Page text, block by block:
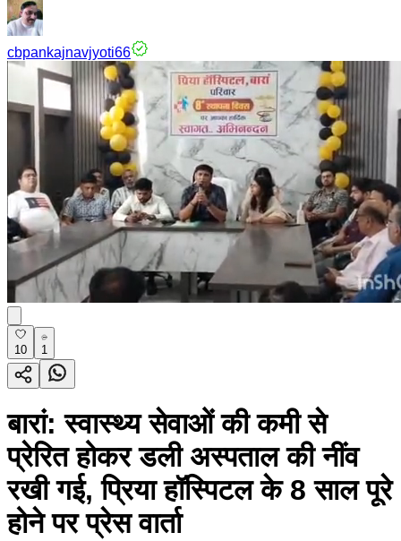
cbpankajnavjyoti66
10 1
बारां: स्वास्थ्य सेवाओं की कमी से
प्रेरित होकर डली अस्पताल की नींव
रखी गई, प्रिया हॉस्पिटल के 8 साल पूरे
होने पर प्रेस वार्ता